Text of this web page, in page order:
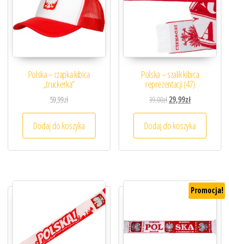
Polska – czapka kibica
„truckerka”
59,99zł
Dodaj do koszyka
Polska – szalik kibica
reprezentacji (47)
39,00złPierwotna cena
29,99złAktualna cena
Dodaj do koszyka
Promocja!